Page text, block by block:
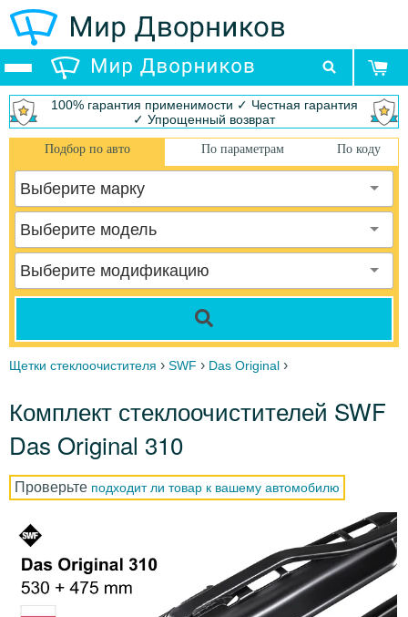
100% гарантия применимости ✓ Честная гарантия
✓ Упрощенный возврат
Подбор по авто По параметрам По коду
Выберите марку
Выберите модель
Выберите модификацию
Щетки стеклоочистителя › SWF › Das Original ›
Комплект стеклоочистителей SWF
Das Original 310
Проверьте подходит ли товар к вашему автомобилю